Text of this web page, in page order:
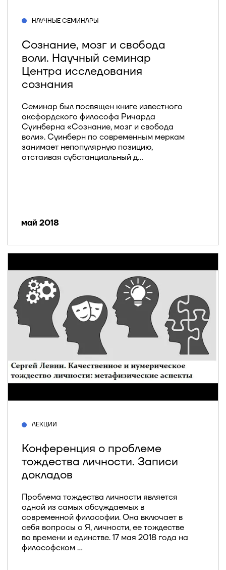
НАУЧНЫЕ СЕМИНАРЫ
Сознание, мозг и свобода
воли. Научный семинар
Центра исследования
сознания
Семинар был посвящен книге известного
оксфордского философа Ричарда
Суинберна «Сознание, мозг и свобода
воли». Суинберн по современным меркам
занимает непопулярную позицию,
отстаивая субстанциальный д...
май 2018
ЛЕКЦИИ
Конференция о проблеме
тождества личности. Записи
докладов
Проблема тождества личности является
одной из самых обсуждаемых в
современной философии. Она включает в
себя вопросы о Я, личности, ее тождестве
во времени и единстве. 17 мая 2018 года на
философском ...